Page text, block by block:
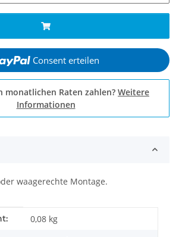
Consent erteilen
monatlichen Raten zahlen? Weitere
Informationen
waagerechte Montage.
0,08 kg